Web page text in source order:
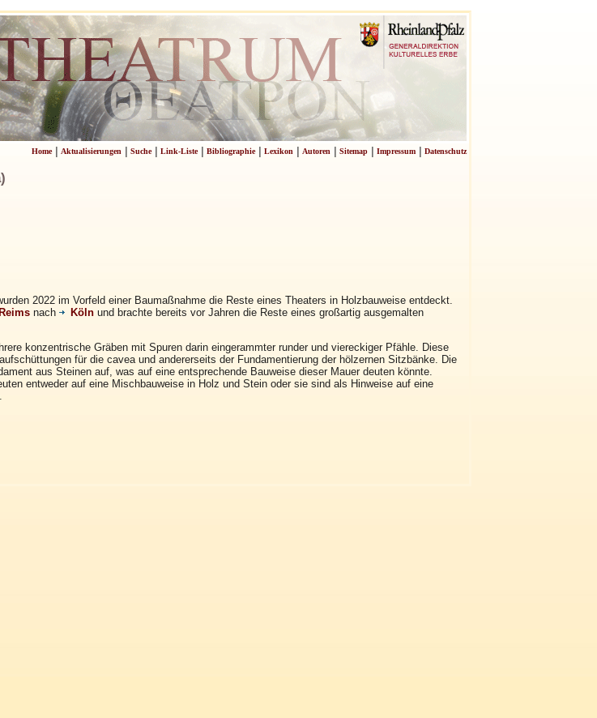
Home| Aktualisierungen| Suche| Link-Liste| Bibliographie| Lexikon| Autoren| Sitemap| Impressum| Datenschutz
2022 im Vorfeld einer Baumaßnahme die Reste eines Theaters in Holzbauweise entdeckt.
Reimsnach Kölnund brachte bereits vor Jahren die Reste eines großartig ausgemalten
konzentrische Gräben mit Spuren darin eingerammter runder und viereckiger Pfähle. Diese
für die cavea und andererseits der Fundamentierung der hölzernen Sitzbänke. Die
aus Steinen auf, was auf eine entsprechende Bauweise dieser Mauer deuten könnte.
entweder auf eine Mischbauweise in Holz und Stein oder sie sind als Hinweise auf eine